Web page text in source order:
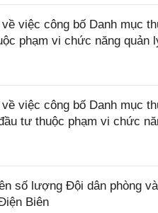
việc công bố Danh mục
phạm vi chức năng quản
việc công bố Danh mục
tư thuộc phạm vi chức
số lượng Đội dân phòng
Biên